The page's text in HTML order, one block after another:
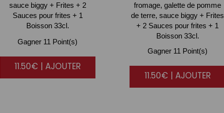
sauce biggy + Frites + 2
Sauces pour frites + 1
Boisson 33cl.
Gagner 11 Point(s)
11.50€ | AJOUTER
fromage, galette de pomme
de terre, sauce biggy + Frites
+ 2 Sauces pour frites + 1
Boisson 33cl.
Gagner 11 Point(s)
11.50€ | AJOUTER